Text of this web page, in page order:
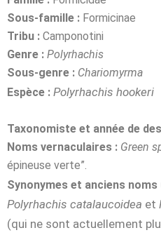
Sous-famille : Formicinae
Tribu : Camponotini
Genre : Polyrhachis
Sous-genre : Chariomyrma
Espèce : Polyrhachis hookeri
Taxonomiste et année de
Noms vernaculaires : Green
épineuse verte”.
Synonymes et anciens
Polyrhachis catalaucoidea et
(qui ne sont actuellement